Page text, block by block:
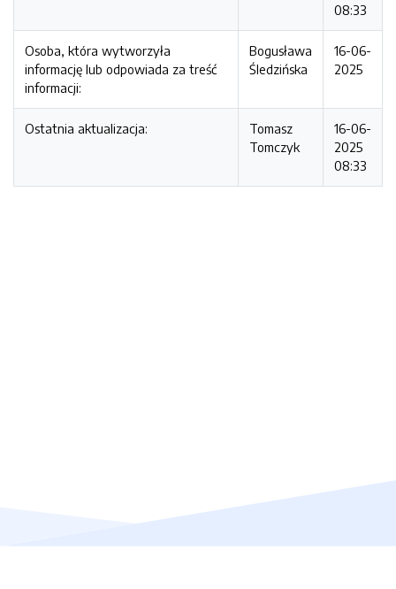
08:33
Osoba, która wytworzyła
informację lub odpowiada za treść
informacji:
Bogusława
Śledzińska
16-06-
2025
Ostatnia aktualizacja:
Tomasz
Tomczyk
16-06-
2025
08:33